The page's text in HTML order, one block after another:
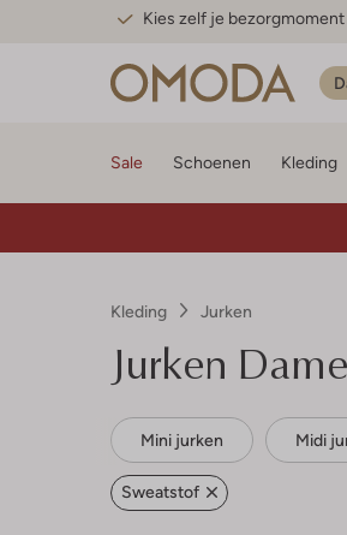
Kies zelf je bezorgmoment
Sale Schoenen Kleding
Kleding Jurken
Jurken
Mini jurken Midi
Sweatstof